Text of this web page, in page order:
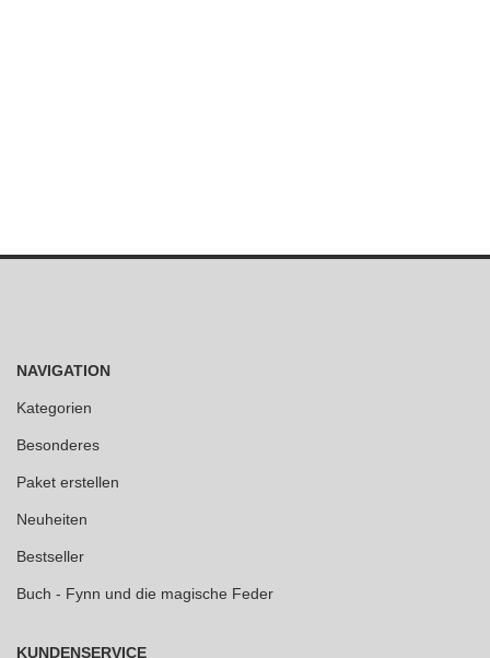
NAVIGATION
Kategorien
Besonderes
Paket erstellen
Neuheiten
Bestseller
Buch - Fynn und die magische Feder
KUNDENSERVICE